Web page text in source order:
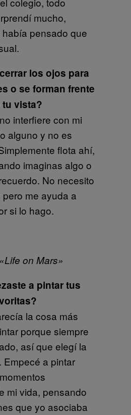
mucho,
pensado que
los ojos para
o se forman frente
vista?
interfiere con mi
alguno y no es
flota ahí,
imaginas algo o
No necesito
me ayuda a
si lo hago.
on Mars»
a pintar tus
la cosa más
porque siempre
así que elegí la
Empecé a pintar
mi vida, pensando
que yo asociaba